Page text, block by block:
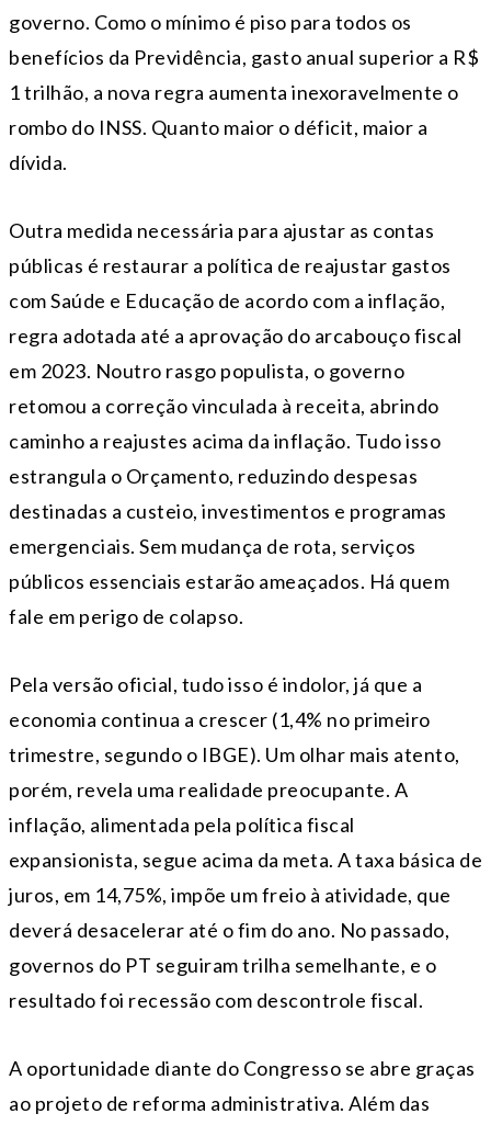
governo. Como o mínimo é piso para todos os
benefícios da Previdência, gasto anual superior a R$
1 trilhão, a nova regra aumenta inexoravelmente o
rombo do INSS. Quanto maior o déficit, maior a
dívida.
Outra medida necessária para ajustar as contas
públicas é restaurar a política de reajustar gastos
com Saúde e Educação de acordo com a inflação,
regra adotada até a aprovação do arcabouço fiscal
em 2023. Noutro rasgo populista, o governo
retomou a correção vinculada à receita, abrindo
caminho a reajustes acima da inflação. Tudo isso
estrangula o Orçamento, reduzindo despesas
destinadas a custeio, investimentos e programas
emergenciais. Sem mudança de rota, serviços
públicos essenciais estarão ameaçados. Há quem
fale em perigo de colapso.
Pela versão oficial, tudo isso é indolor, já que a
economia continua a crescer (1,4% no primeiro
trimestre, segundo o IBGE). Um olhar mais atento,
porém, revela uma realidade preocupante. A
inflação, alimentada pela política fiscal
expansionista, segue acima da meta. A taxa básica de
juros, em 14,75%, impõe um freio à atividade, que
deverá desacelerar até o fim do ano. No passado,
governos do PT seguiram trilha semelhante, e o
resultado foi recessão com descontrole fiscal.
A oportunidade diante do Congresso se abre graças
ao projeto de reforma administrativa. Além das